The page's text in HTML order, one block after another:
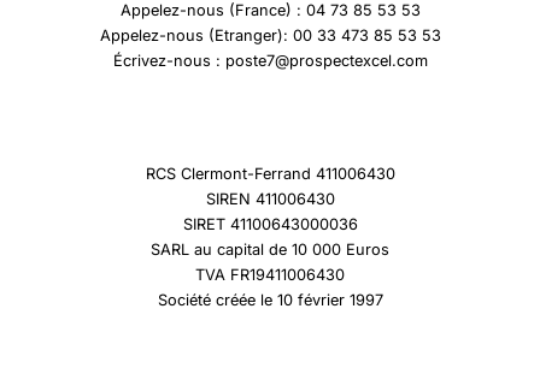
Appelez-nous (France) : 04 73 85 53 53
Appelez-nous (Etranger): 00 33 473 85 53 53
Écrivez-nous : poste7@prospectexcel.com
RCS Clermont-Ferrand 411006430
SIREN 411006430
SIRET 41100643000036
SARL au capital de 10 000 Euros
TVA FR19411006430
Société créée le 10 février 1997